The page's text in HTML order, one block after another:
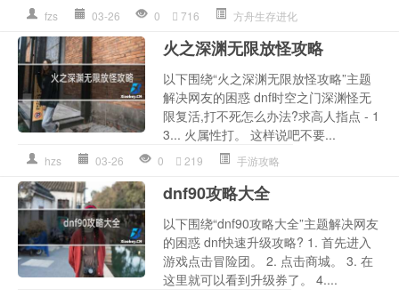
fzs 03-26 0 716 方舟生存进化
火之深渊无限放怪攻略
以下围绕“火之深渊无限放怪攻略”主题
解决网友的困惑 dnf时空之门深渊怪无
限复活,打不死怎么办法?求高人指点 - 1
3... 火属性打。 这样说吧不要...
hzs 03-26 0 219 手游攻略
dnf90攻略大全
以下围绕“dnf90攻略大全”主题解决网友
的困惑 dnf快速升级攻略? 1. 首先进入
游戏点击冒险团。 2. 点击商城。 3. 在
这里就可以看到升级券了。 4....